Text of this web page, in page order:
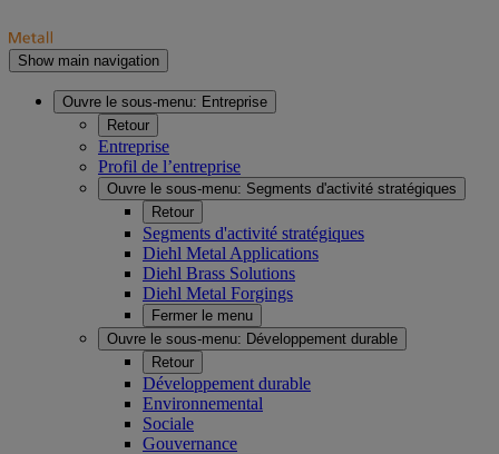
Show main navigation
Ouvre le sous-menu: Entreprise
Retour
Entreprise
Profil de l’entreprise
Ouvre le sous-menu: Segments d'activité stratégiques
Retour
Segments d'activité stratégiques
Diehl Metal Applications
Diehl Brass Solutions
Diehl Metal Forgings
Fermer le menu
Ouvre le sous-menu: Développement durable
Retour
Développement durable
Environnemental
Sociale
Gouvernance